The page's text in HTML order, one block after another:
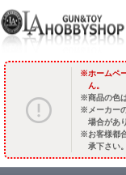
ホームペ
ん。
商品の色
メーカー
場合があ
お客様都
承下さい。